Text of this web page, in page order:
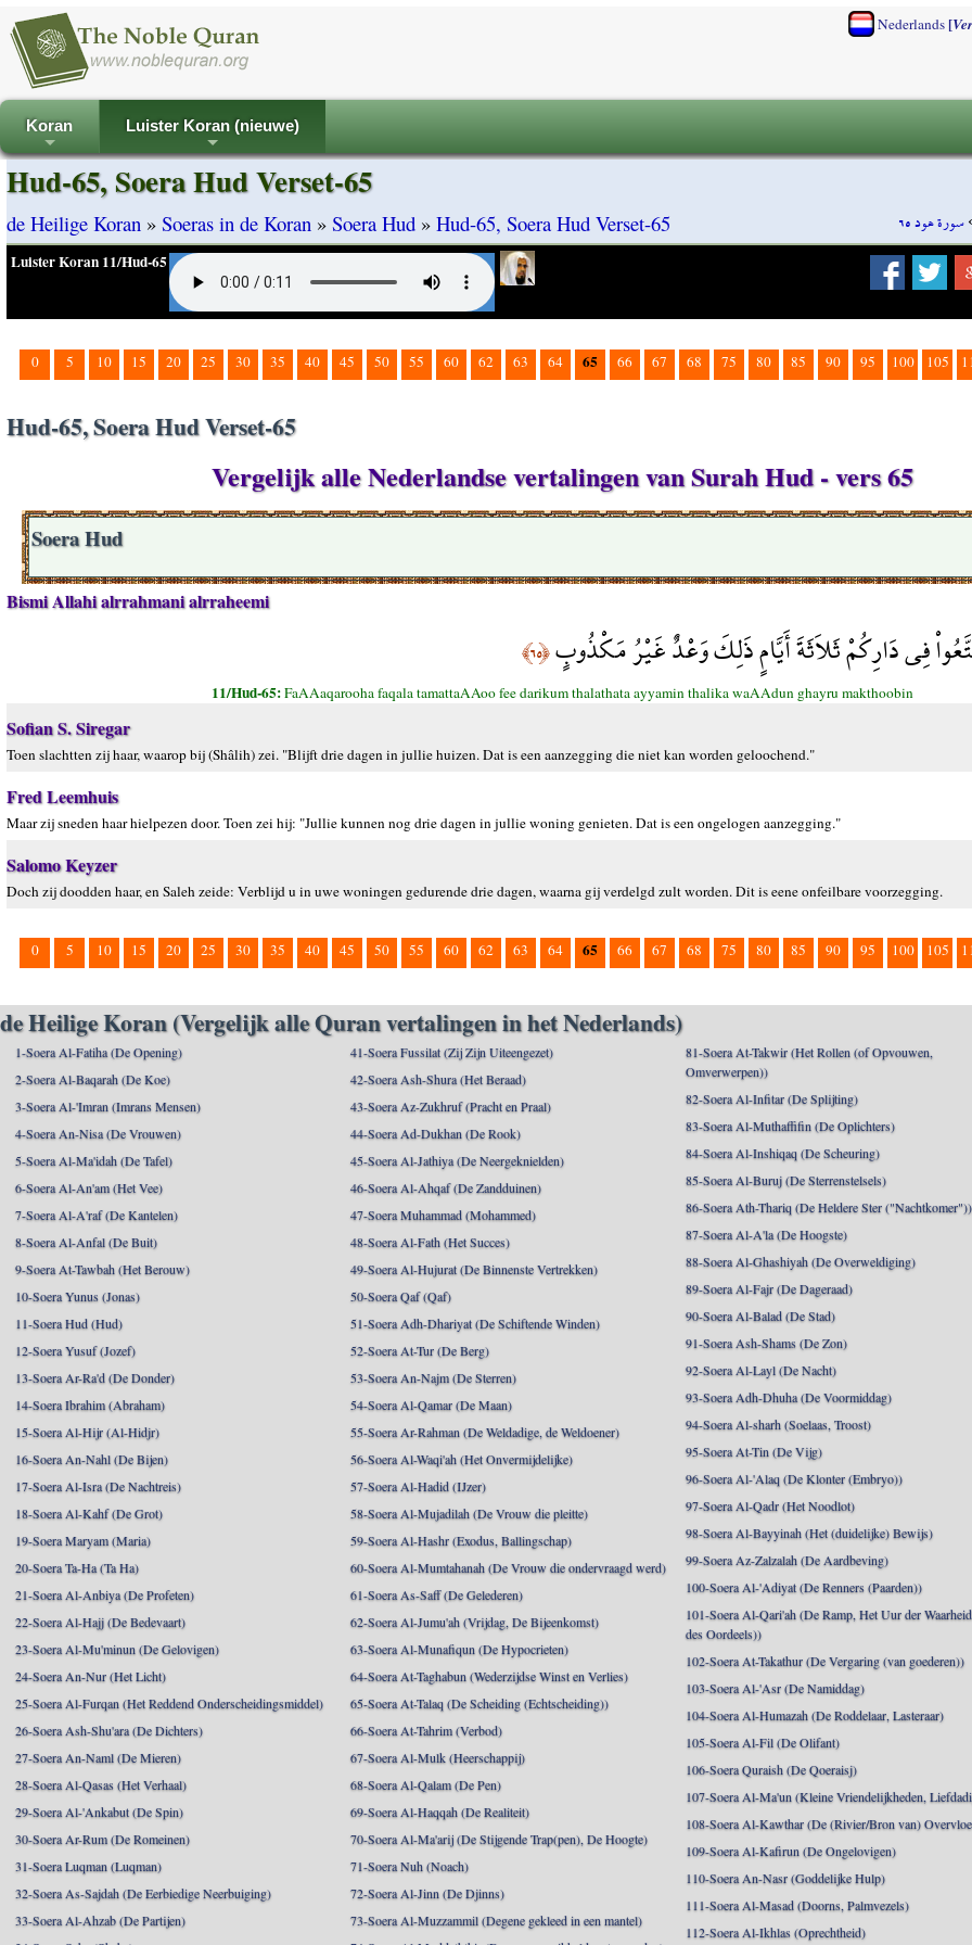
Nederlands[
+
Koran
+
Luister Koran (nieuwe)
سورة هود ٦٥
Hud-65, Soera Hud Verset-65
de Heilige Koran » Soeras in de Koran » Soera Hud » Hud-65, Soera Hud Verset-65
Luister Koran 11/Hud-65
0 5 10 15 20 25 30 35 40 45 50 55 60 62 63 64 65 66 67 68 75 80 85 90 95 100 105
Hud-65, Soera Hud Verset-65
Vergelijk alle Nederlandse vertalingen van Surah Hud - vers 65
Soera Hud
Bismi Allahi alrrahmani alrraheemi
فِي دَارِكُمْ ثَلاَثَةَ أَيَّامٍ ذَلِكَ وَعْدٌ غَيْرُ مَكْذُوبٍ﴿٦٥﴾
11/Hud-65:FaAAaqarooha faqala tamattaAAoo fee darikum thalathata ayyamin thalika waAAdun ghayru makthoobin
Sofian S. Siregar
Toen slachtten zij haar, waarop bij (Shâlih) zei. "Blijft drie dagen in jullie huizen. Dat is een aanzegging die niet kan worden geloochend."
Fred Leemhuis
Maar zij sneden haar hielpezen door. Toen zei hij: "Jullie kunnen nog drie dagen in jullie woning genieten. Dat is een ongelogen aanzegging."
Salomo Keyzer
Doch zij doodden haar, en Saleh zeide: Verblijd u in uwe woningen gedurende drie dagen, waarna gij verdelgd zult worden. Dit is eene onfeilbare voorzegging.
0 5 10 15 20 25 30 35 40 45 50 55 60 62 63 64 65 66 67 68 75 80 85 90 95 100 105
de Heilige Koran (Vergelijk alle Quran vertalingen in het Nederlands)
1-Soera Al-Fatiha (De Opening)
2-Soera Al-Baqarah (De Koe)
3-Soera Al-'Imran (Imrans Mensen)
4-Soera An-Nisa (De Vrouwen)
5-Soera Al-Ma'idah (De Tafel)
6-Soera Al-An'am (Het Vee)
7-Soera Al-A'raf (De Kantelen)
8-Soera Al-Anfal (De Buit)
9-Soera At-Tawbah (Het Berouw)
10-Soera Yunus (Jonas)
11-Soera Hud (Hud)
12-Soera Yusuf (Jozef)
13-Soera Ar-Ra'd (De Donder)
14-Soera Ibrahim (Abraham)
15-Soera Al-Hijr (Al-Hidjr)
16-Soera An-Nahl (De Bijen)
17-Soera Al-Isra (De Nachtreis)
18-Soera Al-Kahf (De Grot)
19-Soera Maryam (Maria)
20-Soera Ta-Ha (Ta Ha)
21-Soera Al-Anbiya (De Profeten)
22-Soera Al-Hajj (De Bedevaart)
23-Soera Al-Mu'minun (De Gelovigen)
24-Soera An-Nur (Het Licht)
25-Soera Al-Furqan (Het Reddend Onderscheidingsmiddel)
26-Soera Ash-Shu'ara (De Dichters)
27-Soera An-Naml (De Mieren)
28-Soera Al-Qasas (Het Verhaal)
29-Soera Al-'Ankabut (De Spin)
30-Soera Ar-Rum (De Romeinen)
31-Soera Luqman (Luqman)
32-Soera As-Sajdah (De Eerbiedige Neerbuiging)
33-Soera Al-Ahzab (De Partijen)
41-Soera Fussilat (Zij Zijn Uiteengezet)
42-Soera Ash-Shura (Het Beraad)
43-Soera Az-Zukhruf (Pracht en Praal)
44-Soera Ad-Dukhan (De Rook)
45-Soera Al-Jathiya (De Neergeknielden)
46-Soera Al-Ahqaf (De Zandduinen)
47-Soera Muhammad (Mohammed)
48-Soera Al-Fath (Het Succes)
49-Soera Al-Hujurat (De Binnenste Vertrekken)
50-Soera Qaf (Qaf)
51-Soera Adh-Dhariyat (De Schiftende Winden)
52-Soera At-Tur (De Berg)
53-Soera An-Najm (De Sterren)
54-Soera Al-Qamar (De Maan)
55-Soera Ar-Rahman (De Weldadige, de Weldoener)
56-Soera Al-Waqi'ah (Het Onvermijdelijke)
57-Soera Al-Hadid (IJzer)
58-Soera Al-Mujadilah (De Vrouw die pleitte)
59-Soera Al-Hashr (Exodus, Ballingschap)
60-Soera Al-Mumtahanah (De Vrouw die ondervraagd werd)
61-Soera As-Saff (De Gelederen)
62-Soera Al-Jumu'ah (Vrijdag, De Bijeenkomst)
63-Soera Al-Munafiqun (De Hypocrieten)
64-Soera At-Taghabun (Wederzijdse Winst en Verlies)
65-Soera At-Talaq (De Scheiding (Echtscheiding))
66-Soera At-Tahrim (Verbod)
67-Soera Al-Mulk (Heerschappij)
68-Soera Al-Qalam (De Pen)
69-Soera Al-Haqqah (De Realiteit)
70-Soera Al-Ma'arij (De Stijgende Trap(pen), De Hoogte)
71-Soera Nuh (Noach)
72-Soera Al-Jinn (De Djinns)
73-Soera Al-Muzzammil (Degene gekleed in een mantel)
81-Soera At-Takwir (Het Rollen (of Opvouwen,
Omverwerpen))
82-Soera Al-Infitar (De Splijting)
83-Soera Al-Muthaffifin (De Oplichters)
84-Soera Al-Inshiqaq (De Scheuring)
85-Soera Al-Buruj (De Sterrenstelsels)
86-Soera Ath-Thariq (De Heldere Ster ("Nachtkomer"))
87-Soera Al-A'la (De Hoogste)
88-Soera Al-Ghashiyah (De Overweldiging)
89-Soera Al-Fajr (De Dageraad)
90-Soera Al-Balad (De Stad)
91-Soera Ash-Shams (De Zon)
92-Soera Al-Layl (De Nacht)
93-Soera Adh-Dhuha (De Voormiddag)
94-Soera Al-sharh (Soelaas, Troost)
95-Soera At-Tin (De Vijg)
96-Soera Al-'Alaq (De Klonter (Embryo))
97-Soera Al-Qadr (Het Noodlot)
98-Soera Al-Bayyinah (Het (duidelijke) Bewijs)
99-Soera Az-Zalzalah (De Aardbeving)
100-Soera Al-'Adiyat (De Renners (Paarden))
101-Soera Al-Qari'ah (De Ramp, Het Uur der
des Oordeels))
102-Soera At-Takathur (De Vergaring (van goederen))
103-Soera Al-'Asr (De Namiddag)
104-Soera Al-Humazah (De Roddelaar, Lasteraar)
105-Soera Al-Fil (De Olifant)
106-Soera Quraish (De Qoeraisj)
107-Soera Al-Ma'un (Kleine Vriendelijkheden,
108-Soera Al-Kawthar (De (Rivier/Bron van)
109-Soera Al-Kafirun (De Ongelovigen)
110-Soera An-Nasr (Goddelijke Hulp)
111-Soera Al-Masad (Doorns, Palmvezels)
112-Soera Al-Ikhlas (Oprechtheid)